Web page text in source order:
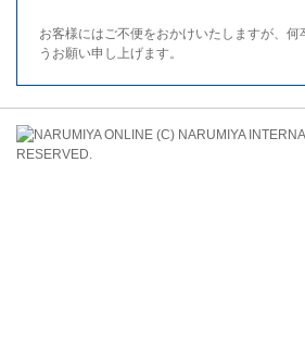
お客様にはご不便をおかけいたしますが、何
うお願い申し上げます。